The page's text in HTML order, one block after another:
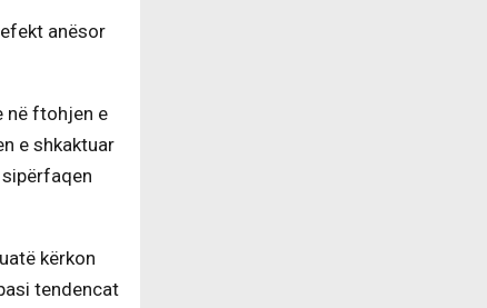
anësor
në ftohjen e
e shkaktuar
kërkon
tendencat